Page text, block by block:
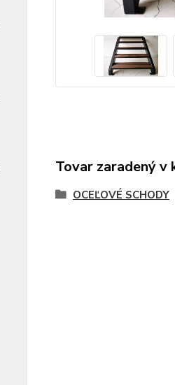
Tovar zaradený v
OCEĽOVÉ SCHODY